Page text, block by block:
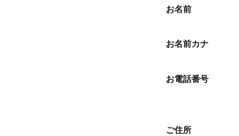
お名前
お名前カナ
お電話番号
ご住所